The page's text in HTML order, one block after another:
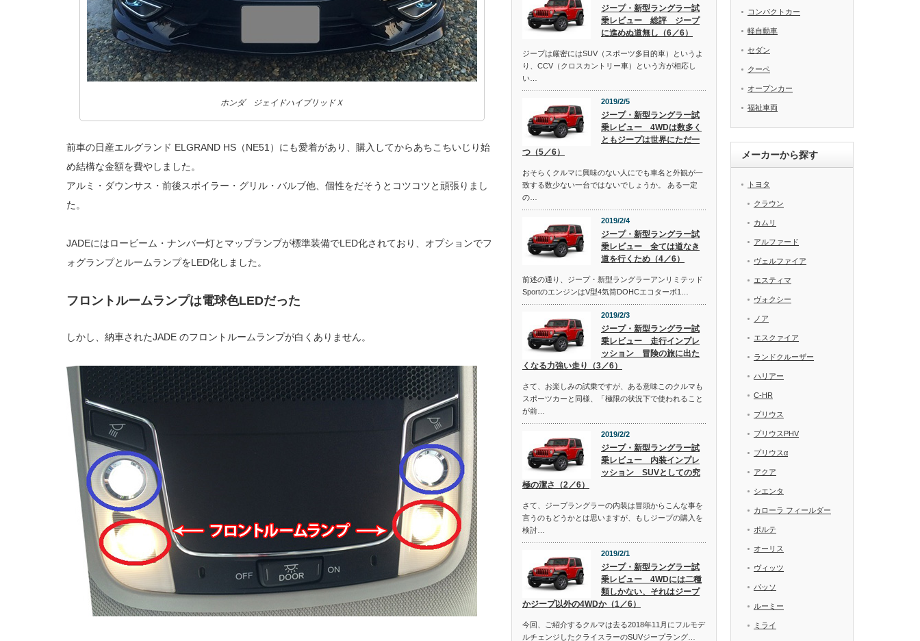
ホンダ ジェイドハイブリッドＸ
前車の日産エルグランド ELGRAND HS（NE51）にも愛着があり、購入してからあちこちいじり始
め結構な金額を費やしました。
アルミ・ダウンサス・前後スポイラー・グリル・バルブ他、個性をだそうとコツコツと頑張りまし
た。
JADEにはロービーム・ナンバー灯とマップランプが標準装備でLED化されており、オプションでフ
ォグランプとルームランプをLED化しました。
フロントルームランプは電球色LEDだった
しかし、納車されたJADE のフロントルームランプが白くありません。
ジープ・新型ラングラー試
乗レビュー 総評 ジープ
に進めぬ道無し（6／6）
ジープは厳密にはSUV（スポーツ多目的車）というよ
り、CCV（クロスカントリー車）という方が相応し
い…
2019/2/5
ジープ・新型ラングラー試
乗レビュー 4WDは数多く
ともジープは世界にただ一
つ（5／6）
おそらくクルマに興味のない人にでも車名と外観が一
致する数少ない一台ではないでしょうか。 ある一定
の…
2019/2/4
ジープ・新型ラングラー試
乗レビュー 全ては道なき
道を行くため（4／6）
前述の通り、ジープ・新型ラングラーアンリミテッド
SportのエンジンはV型4気筒DOHCエコターボ1…
2019/2/3
ジープ・新型ラングラー試
乗レビュー 走行インプレ
ッション 冒険の旅に出た
くなる力強い走り（3／6）
さて、お楽しみの試乗ですが、ある意味このクルマも
スポーツカーと同様、「極限の状況下で使われること
が前…
2019/2/2
ジープ・新型ラングラー試
乗レビュー 内装インプレ
ッション SUVとしての究
極の潔さ（2／6）
さて、ジープラングラーの内装は冒頭からこんな事を
言うのもどうかとは思いますが、もしジープの購入を
検討…
2019/2/1
ジープ・新型ラングラー試
乗レビュー 4WDには二種
類しかない、それはジープ
かジープ以外の4WDか（1／6）
今回、ご紹介するクルマは去る2018年11月にフルモデ
ルチェンジしたクライスラーのSUVジープラング…
コンパクトカー
軽自動車
セダン
クーペ
オープンカー
福祉車両
メーカーから探す
トヨタ
クラウン
カムリ
アルファード
ヴェルファイア
エスティマ
ヴォクシー
ノア
エスクァイア
ランドクルーザー
ハリアー
C-HR
プリウス
プリウスPHV
プリウスα
アクア
シエンタ
カローラ フィールダー
ポルテ
オーリス
ヴィッツ
パッソ
ルーミー
ミライ